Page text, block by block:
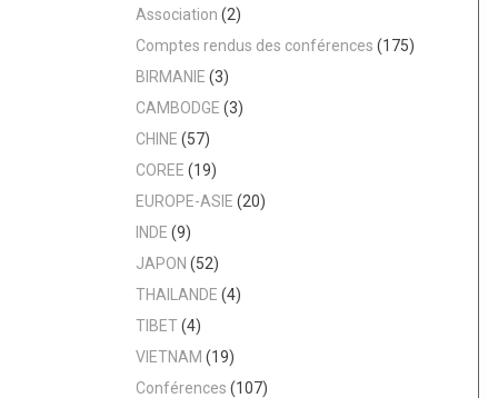
Association (2)
Comptes rendus des conférences (175)
BIRMANIE (3)
CAMBODGE (3)
CHINE (57)
COREE (19)
EUROPE-ASIE (20)
INDE (9)
JAPON (52)
THAILANDE (4)
TIBET(4)
VIETNAM (19)
Conférences (107)